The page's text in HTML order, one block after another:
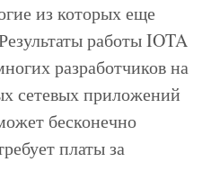
из которых еще
работы IOTA
разработчиков на
сетевых приложений
бесконечно
платы за